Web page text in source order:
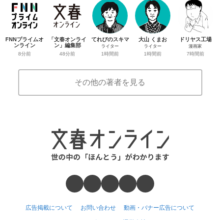
FNNプライムオ
ンライン
8分前
「文春オンライ
ン」編集部
48分前
てれびのスキマ
ライター
1時間前
大山 くまお
ライター
1時間前
ドリヤス工場
漫画家
7時間前
その他の著者を見る
広告掲載について お問い合わせ 動画・バナー広告について